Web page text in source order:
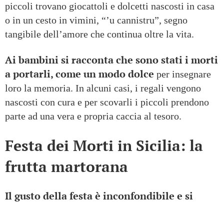
piccoli trovano giocattoli e dolcetti nascosti in casa
o in un cesto in vimini, “’u cannistru”, segno
tangibile dell’amore che continua oltre la vita.
Ai bambini si racconta che sono stati i morti
a portarli, come un modo dolce per insegnare
loro la memoria. In alcuni casi, i regali vengono
nascosti con cura e per scovarli i piccoli prendono
parte ad una vera e propria caccia al tesoro.
Festa dei Morti in Sicilia: la
frutta martorana
Il gusto della festa è inconfondibile e si